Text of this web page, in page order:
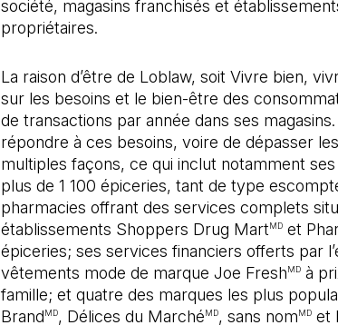
société, magasins franchisés et
propriétaires.
La raison d’être de Loblaw, soit Vivre bien,
sur les besoins et le bien-être des
de transactions par année dans ses
répondre à ces besoins, voire de dépasser
multiples façons, ce qui inclut notamment
plus de 1 100 épiceries, tant de type
pharmacies offrant des services complets
établissements Shoppers Drug MartMDet
épiceries; ses services financiers offerts par
vêtements mode de marque Joe FreshMDà
famille; et quatre des marques les plus
BrandMD, Délices du MarchéMD, sans nomMDet